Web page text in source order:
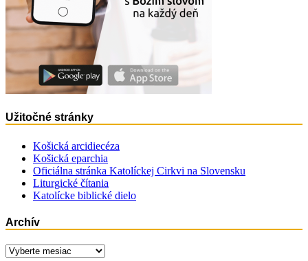
Užitočné stránky
Košická arcidiecéza
Košická eparchia
Oficiálna stránka Katolíckej Cirkvi na Slovensku
Liturgické čítania
Katolícke biblické dielo
Archív
Archív